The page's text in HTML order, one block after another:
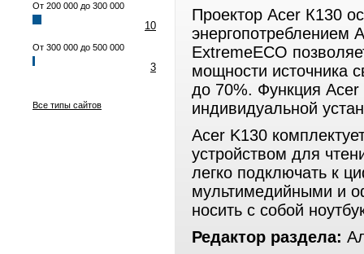
От 200 000 до 300 000
10
От 300 000 до 500 000
3
Все типы сайтов
Проектор Acer К130
энергопотреблением
ExtremeECO
мощности источника
до 70%. Функция
индивидуальной
Acer K130
устройством для
легко подключать к
мультимедийными и
носить с собой
Редактор раздела: